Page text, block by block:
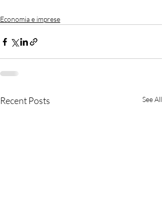
Economia e imprese
Recent Posts See All